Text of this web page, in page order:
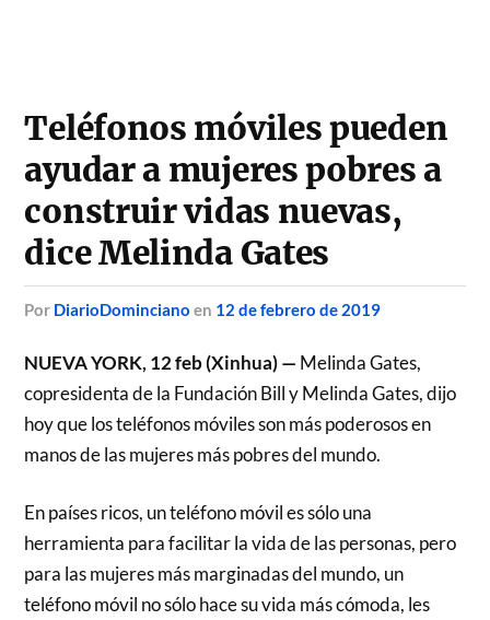
Teléfonos móviles pueden
ayudar a mujeres pobres a
construir vidas nuevas,
dice Melinda Gates
por DiarioDominciano en 12 de febrero de 2019
NUEVA YORK, 12 feb (Xinhua) — Melinda Gates,
copresidenta de la Fundación Bill y Melinda Gates, dijo
hoy que los teléfonos móviles son más poderosos en
manos de las mujeres más pobres del mundo.
En países ricos, un teléfono móvil es sólo una
herramienta para facilitar la vida de las personas, pero
para las mujeres más marginadas del mundo, un
teléfono móvil no sólo hace su vida más cómoda, les